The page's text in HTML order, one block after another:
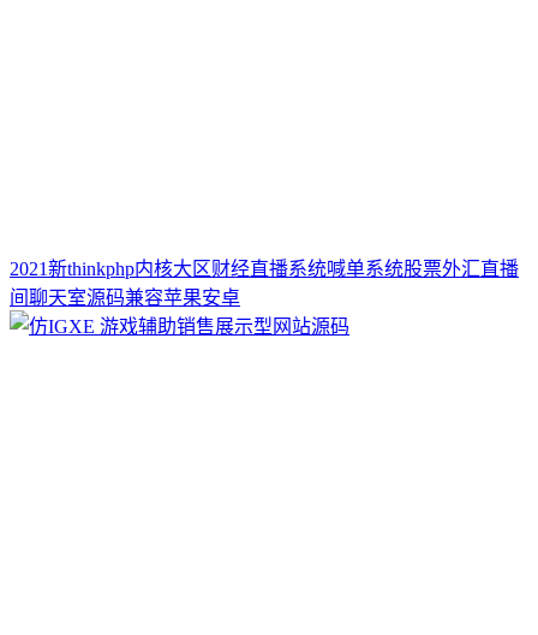
2021新thinkphp内核大区财经直播系统喊单系统股票外汇直播
间聊天室源码兼容苹果安卓